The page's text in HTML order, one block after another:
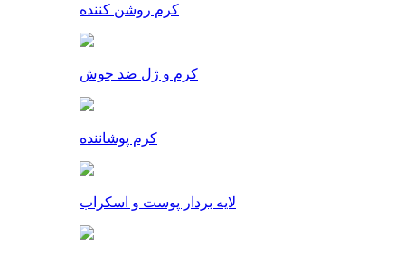
کرم روشن کننده
کرم و ژل ضد جوش
کرم پوشاننده
لایه بردار پوست و اسکراب